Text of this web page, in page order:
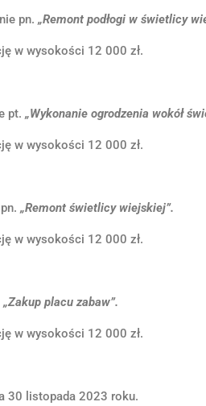
pn. „Remont podłogi w świetlicy
w wysokości 12 000 zł.
pt. „Wykonanie ogrodzenia wokół
w wysokości 12 000 zł.
„Remont świetlicy wiejskiej”.
w wysokości 12 000 zł.
„Zakup placu zabaw”.
w wysokości 12 000 zł.
30 listopada 2023 roku.